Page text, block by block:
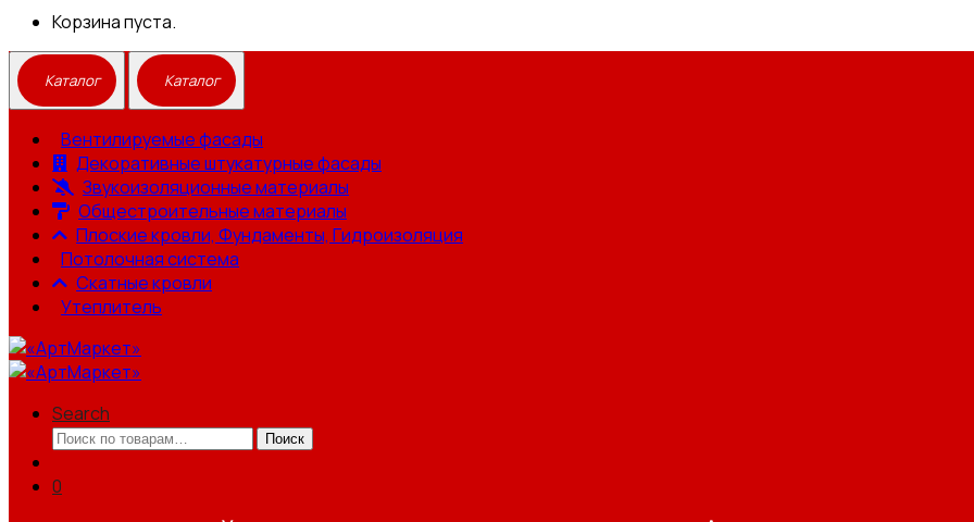
Корзина пуста.
Вентилируемые фасады
Декоративные штукатурные фасады
Звукоизоляционные материалы
Общестроительные материалы
Плоские кровли, Фундаменты, Гидроизоляция
Потолочная система
Скатные кровли
Утеплитель
Search
Искать:
Поиск
0